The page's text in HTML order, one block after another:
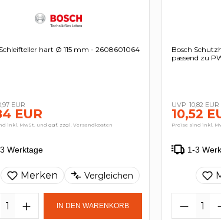
hart Ø 115 mm - 2608601064
EUR
EUR
inkl. MwSt. und ggf. zzgl. Versandkosten
Werktage
Merken Vergleichen
IN DEN WARENKORB
Bosch
passend zu
10,82 EUR
10,52
Preise sind inkl.
1-3